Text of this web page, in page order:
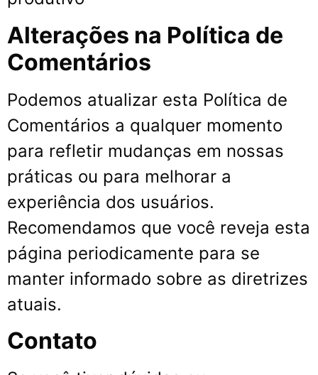
Alterações na Política de
Comentários
Podemos atualizar esta Política de
Comentários a qualquer momento
para refletir mudanças em nossas
práticas ou para melhorar a
experiência dos usuários.
Recomendamos que você reveja esta
página periodicamente para se
manter informado sobre as diretrizes
atuais.
Contato